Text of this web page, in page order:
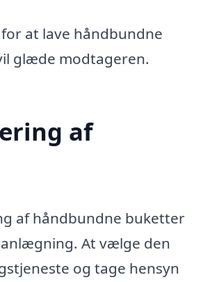
at lave håndbundne
glæde modtageren.
af
af håndbundne buketter
At vælge den
og tage hensyn